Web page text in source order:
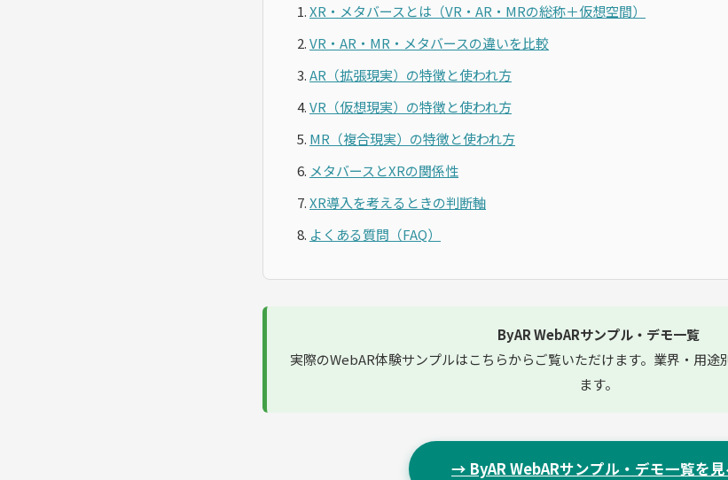
XR・メタバースとは（VR・AR・MRの総称＋仮想空間）
VR・AR・MR・メタバースの違いを比較
AR（拡張現実）の特徴と使われ方
VR（仮想現実）の特徴と使われ方
MR（複合現実）の特徴と使われ方
メタバースとXRの関係性
XR導入を考えるときの判断軸
よくある質問（FAQ）
ByAR WebARサンプル・デモ一覧
実際のWebAR体験サンプルはこちらからご覧いただけます。業界・用途
ます。
→ ByAR WebARサンプル・デモ一覧を見